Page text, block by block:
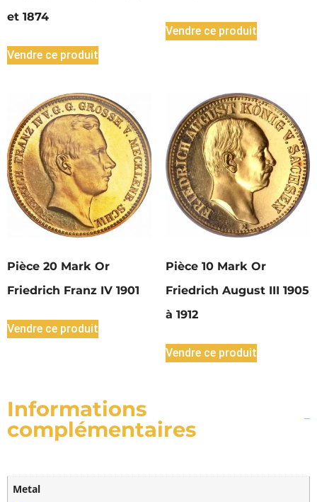
et 1874
Vendre ce produit
Vendre ce produit
Pièce 20 Mark Or
Friedrich Franz IV 1901
Vendre ce produit
Pièce 10 Mark Or
Friedrich August III 1905
à 1912
Vendre ce produit
Informations
complémentaires
Metal